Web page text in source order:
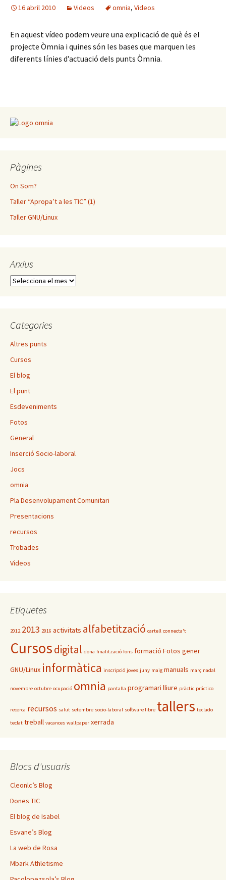
16 abril 2010 Videos omnia, Videos
En aquest vídeo podem veure una explicació de què és el
projecte Òmnia i quines són les bases que marquen les
diferents línies d’actuació dels punts Òmnia.
Pàgines
On Som?
Taller “Apropa’t a les TIC” (1)
Taller GNU/Linux
Arxius
Arxius
Categories
Altres punts
Cursos
El blog
El punt
Esdeveniments
Fotos
General
Inserció Socio-laboral
Jocs
omnia
Pla Desenvolupament Comunitari
Presentacions
recursos
Trobades
Videos
Etiquetes
2012 2013 2016 activitats alfabetització cartell connecta't
Cursosdigital dona finalització fons formació Fotos gener
GNU/Linux informàtica inscripció joves juny maig manuals març nadal
novembre octubre ocupació omnia pantalla programari lliure pràctic práctico
recerca recursos salut setembre socio-laboral software libre tallers teclado
teclat treball vacances wallpaper xerrada
Blocs d'usuaris
Cleonlc’s Blog
Dones TIC
El blog de Isabel
Esvane’s Blog
La web de Rosa
Mbark Athletisme